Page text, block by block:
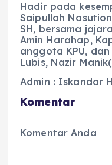
Hadir pada
Saipullah
SH, bersama
Amin Harahap,
anggota KPU,
Lubis, Nazir
Admin : Iskandar
Komentar
Komentar Anda